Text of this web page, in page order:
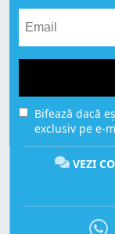
Bifează dacă
exclusiv pe e-
VEZI